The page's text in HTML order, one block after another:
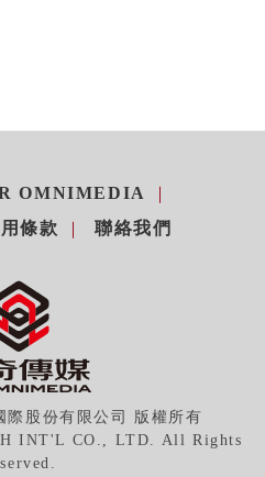
OMNIMEDIA
條款
聯絡我們
股份有限公司 版權所有
INT'L CO., LTD. All Rights